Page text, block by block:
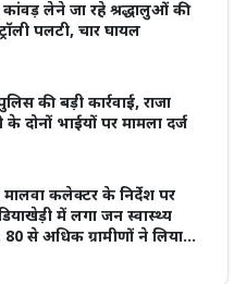
लेने जा रहे श्रद्धालुओं की
पलटी, चार घायल
की बड़ी कार्रवाई, राजा
के दोनों भाईयों पर मामला दर्ज
मालवा कलेक्टर के निर्देश पर
में लगा जन स्वास्थ्य
80 से अधिक ग्रामीणों ने लिया